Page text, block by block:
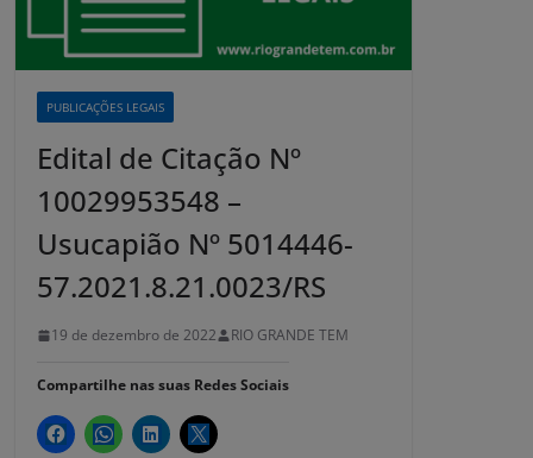
PUBLICAÇÕES LEGAIS
Edital de Citação Nº
10029953548 –
Usucapião Nº 5014446-
57.2021.8.21.0023/RS
19 de dezembro de 2022 RIO GRANDE TEM
Compartilhe nas suas Redes Sociais